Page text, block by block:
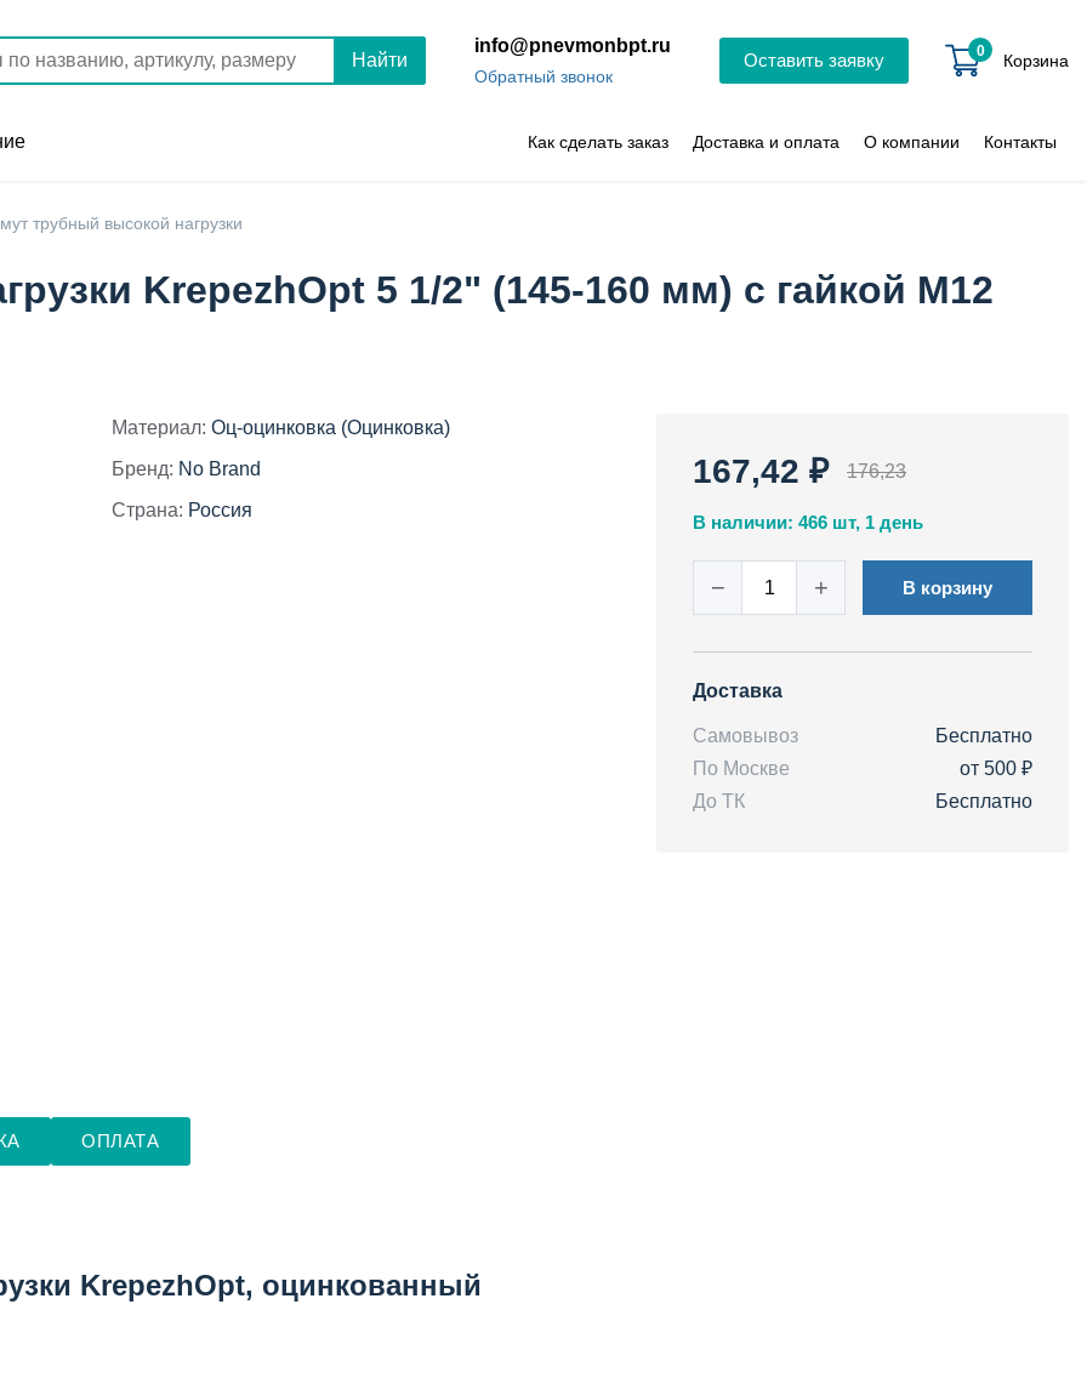
Найти
info@pnevmonbpt.ru
Обратный звонок
Оставить заявку 0 Корзина
Как сделать заказ Доставка и оплата О компании Контакты
трубный высокой нагрузки
KrepezhOpt 5 1/2" (145-160 мм) с гайкой М12
Материал: Оц-оцинковка (Оцинковка)
Бренд: No Brand
Страна: Россия
167,42 ₽ 176,23
В наличии: 466 шт, 1 день
− + В корзину
Доставка
Самовывоз
Бесплатно
По Москве
от 500 ₽
До ТК
Бесплатно
ОПЛАТА
KrepezhOpt, оцинкованный